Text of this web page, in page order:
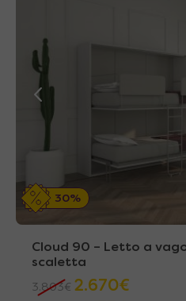
30%
Cloud 90 – Letto a
scaletta
3.803€ 2.670€